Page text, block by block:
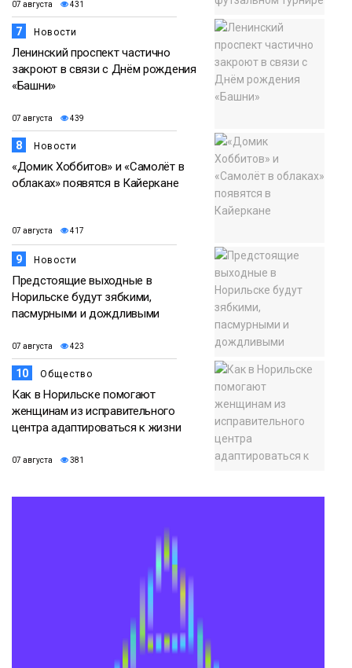
07 августа 431
7 Новости
Ленинский проспект частично
закроют в связи с Днём рождения
«Башни»
07 августа 439
8 Новости
«Домик Хоббитов» и «Самолёт в
облаках» появятся в Кайеркане
07 августа 417
9 Новости
Предстоящие выходные в
Норильске будут зябкими,
пасмурными и дождливыми
07 августа 423
10 Общество
Как в Норильске помогают
женщинам из исправительного
центра адаптироваться к жизни
07 августа 381